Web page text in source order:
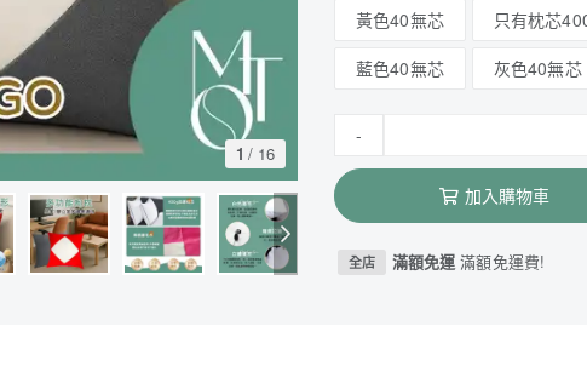
1 / 16
黃色40無芯
只有枕芯
藍色40無芯
灰色40無芯
-
加入購物車
全店 滿額免運滿額免運費!